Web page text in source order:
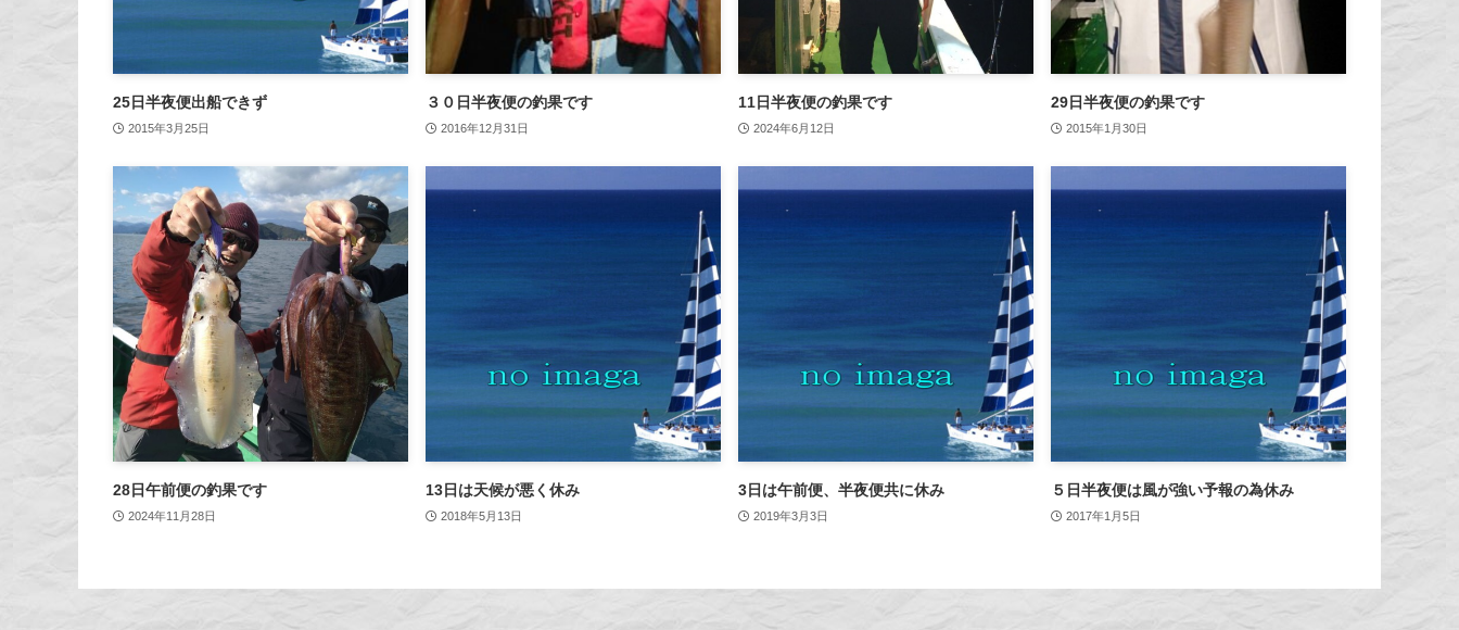
25日半夜便出船できず
2015年3月25日
３０日半夜便の釣果です
2016年12月31日
11日半夜便の釣果です
2024年6月12日
29日半夜便の釣果です
2015年1月30日
28日午前便の釣果です
2024年11月28日
13日は天候が悪く休み
2018年5月13日
3日は午前便、半夜便共に休み
2019年3月3日
５日半夜便は風が強い予報の為休み
2017年1月5日